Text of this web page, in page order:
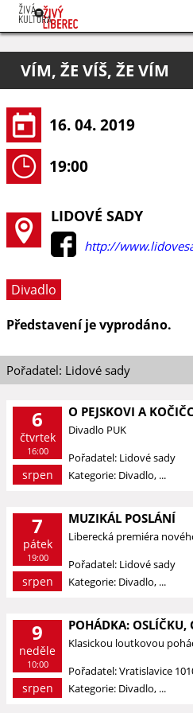
O projektu
Pořadatelé
VÍM, ŽE VÍŠ, ŽE VÍM
16. 04. 2019
19:00
LIDOVÉ SADY
http://
Divadlo
Představení je vyprodáno.
Pořadatel: Lidové sady
6
čtvrtek
16:00
srpen
O PEJSKOVI A
Divadlo PUK
Pořadatel: Lidové sady
Kategorie: Divadlo, ...
7
pátek
19:00
srpen
MUZIKÁL POSLÁNÍ
Liberecká premiéra
Pořadatel: Lidové sady
Kategorie: Divadlo, ...
9
neděle
10:00
srpen
POHÁDKA: OSLÍČKU,
Klasickou loutkovou
Pořadatel: Vratislavice
Kategorie: Divadlo, ...